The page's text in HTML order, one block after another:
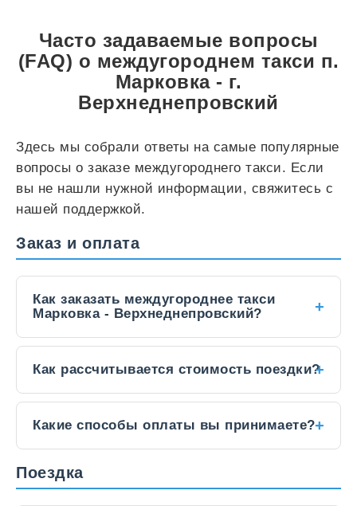
Часто задаваемые вопросы
(FAQ) о междугороднем такси п.
Марковка - г.
Верхнеднепровский
Здесь мы собрали ответы на самые популярные
вопросы о заказе междугороднего такси. Если
вы не нашли нужной информации, свяжитесь с
нашей поддержкой.
Заказ и оплата
Как заказать междугороднее такси
Марковка - Верхнеднепровский?
Заказать такси между городами можно
укажите пункты отправления и
Потелефону
Как рассчитывается стоимость поездки?
Цена на междугородние поездки
Расстояния
Какие способы оплаты вы принимаете?
Наличными
поездки.
Поездка